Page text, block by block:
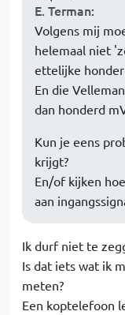
E. Terman:
Volgens mij
helemaal niet
ettelijke
En die
dan honderd
Kun je eens
krijgt?
En/of kijken
aan
Ik durf niet te
Is dat iets wat ik
meten?
Een koptelefoon